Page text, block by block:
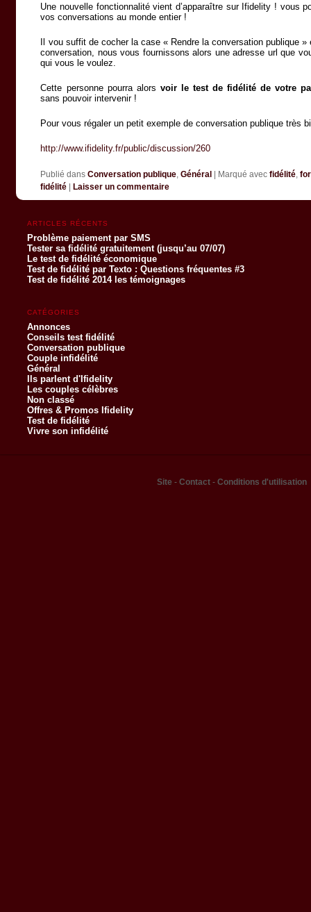
Une nouvelle fonctionnalité vient d’apparaître sur Ifidelity ! vous
vos conversations au monde entier !
Il vou suffit de cocher la case « Rendre la conversation publique
conversation, nous vous fournissons alors une adresse url que
qui vous le voulez.
Cette personne pourra alors voir le test de fidélité de votre
sans pouvoir intervenir !
Pour vous régaler un petit exemple de conversation publique très
http://www.ifidelity.fr/public/discussion/260
Publié dans Conversation publique,Général Marqué avec fidélité,
fidélité
Laisser un commentaire
ARTICLES RÉCENTS
Problème paiement par SMS
Tester sa fidélité gratuitement (jusqu’au 07/07)
Le test de fidélité économique
Test de fidélité par Texto : Questions fréquentes #3
Test de fidélité 2014 les témoignages
CATÉGORIES
Annonces
Conseils test fidélité
Conversation publique
Couple infidélité
Général
Ils parlent d'Ifidelity
Les couples célèbres
Non classé
Offres & Promos Ifidelity
Test de fidélité
Vivre son infidélité
Site - Contact - Conditions d'utilisation